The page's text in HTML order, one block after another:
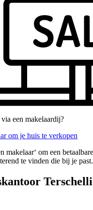
een makelaardij?
om je huis te verkopen
makelaar‘ om een
te vinden die bij je past.